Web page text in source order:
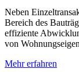
Neben
Bereich des
effiziente
von
Mehr erfahren